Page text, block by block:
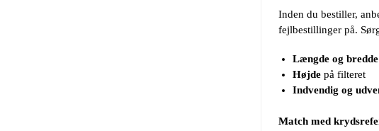
Inden du bestiller,
fejlbestillinger på.
Længde og bredde
Højdepå filteret
Indvendig og
Match med